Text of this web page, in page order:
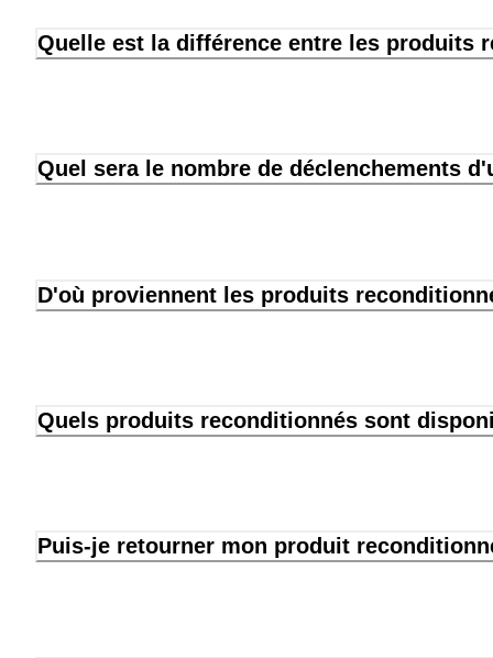
Quelle est la différence entre les produits
Quel sera le nombre de déclenchements
D'où proviennent les produits
Quels produits reconditionnés sont
Puis-je retourner mon produit